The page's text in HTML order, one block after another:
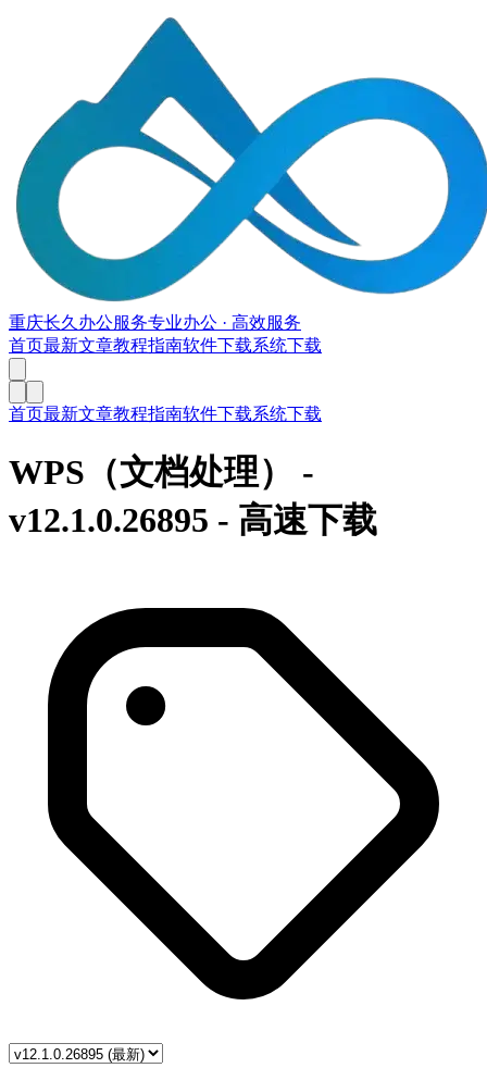
重庆长久办公服务专业办公 · 高效服务
首页最新文章教程指南软件下载系统下载
首页最新文章教程指南软件下载系统下载
WPS（文档处理）
-
v12.1.0.26895 - 高速下载